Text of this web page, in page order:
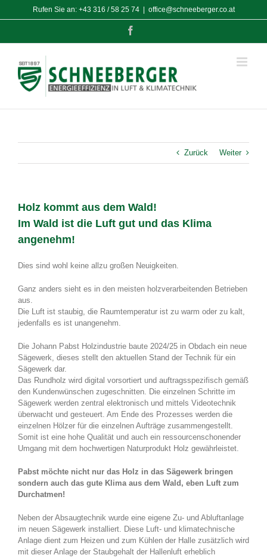
Rufen Sie an: +43 316 / 58 25 74 office@schneeberger.co.at
Zurück Weiter
Holz kommt aus dem Wald!
Im Wald ist die Luft gut und das Klima
angenehm!
Dies sind wohl keine allzu großen Neuigkeiten.
Ganz anders sieht es in den meisten holzverarbeitenden Betrieben
aus.
Die Luft ist staubig, die Raumtemperatur ist zu warm oder zu kalt,
jedenfalls es ist unangenehm.
Die Johann Pabst Holzindustrie baute 2024/25 in Obdach ein neue
Sägewerk, dieses stellt den aktuellen Stand der Technik für ein
Sägewerk dar.
Das Rundholz wird digital vorsortiert und auftragsspezifisch gemäß
den Kundenwünschen zugeschnitten. Die einzelnen Schritte im
Sägewerk werden zentral elektronisch und mittels Videotechnik
überwacht und gesteuert. Am Ende des Prozesses werden die
einzelnen Hölzer für die einzelnen Aufträge zusammengestellt.
Somit ist eine hohe Qualität und auch ein ressourcenschonender
Umgang mit dem hochwertigen Naturprodukt Holz gewährleistet.
Pabst möchte nicht nur das Holz in das Sägewerk bringen
sondern auch das gute Klima aus dem Wald, eben Luft zum
Durchatmen!
Neben der Absaugtechnik wurde eine eigene Zu- und Abluftanlage
im neuen Sägewerk installiert. Diese Luft- und klimatechnische
Anlage dient zum Heizen und zum Kühlen der Halle zusätzlich wird
mit dieser Anlage der Staubgehalt der Hallenluft erheblich